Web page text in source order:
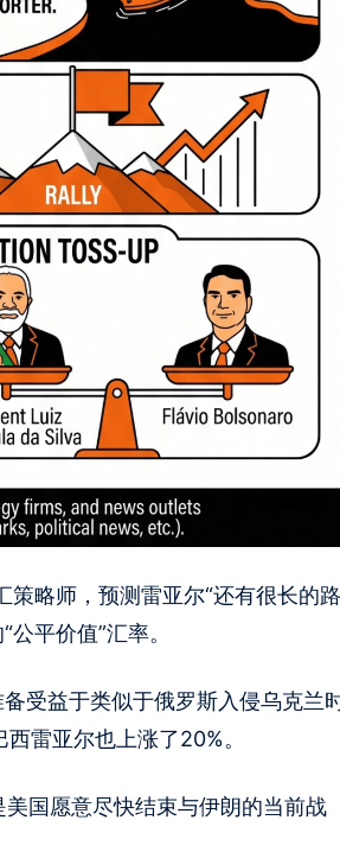
策略师，预测雷亚尔“还有很长的
平价值”汇率。
备受益于类似于俄罗斯入侵乌克兰
雷亚尔也上涨了20%。
国愿意尽快结束与伊朗的当前战